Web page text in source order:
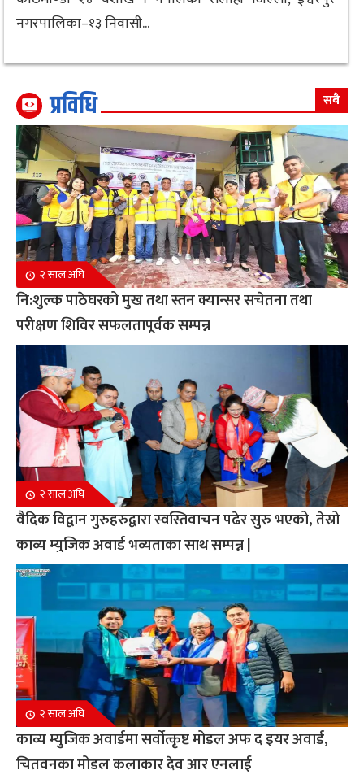
नगरपालिका–१३ निवासी...
प्रविधि सबै
२ साल अघि
नि:शुल्क पाठेघरको मुख तथा स्तन क्यान्सर सचेतना तथा
परीक्षण शिविर सफलतापूर्वक सम्पन्न
२ साल अघि
वैदिक विद्वान गुरुहरुद्वारा स्वस्तिवाचन पढेर सुरु भएको, तेस्रो
काव्य म्युजिक अवार्ड भव्यताका साथ सम्पन्न |
२ साल अघि
काव्य म्युजिक अवार्डमा सर्वोत्कृष्ट मोडल अफ द इयर अवार्ड,
चितवनका मोडल कलाकार देव आर एनलाई